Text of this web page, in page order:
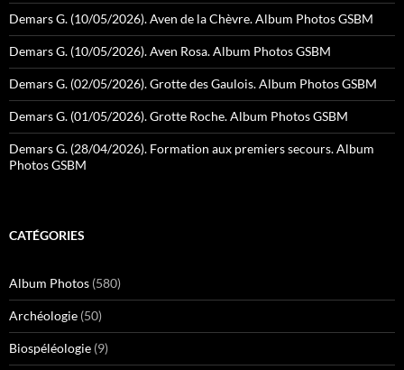
Demars G. (10/05/2026). Aven de la Chèvre. Album Photos GSBM
Demars G. (10/05/2026). Aven Rosa. Album Photos GSBM
Demars G. (02/05/2026). Grotte des Gaulois. Album Photos GSBM
Demars G. (01/05/2026). Grotte Roche. Album Photos GSBM
Demars G. (28/04/2026). Formation aux premiers secours. Album
Photos GSBM
CATÉGORIES
Album Photos (580)
Archéologie (50)
Biospéléologie (9)